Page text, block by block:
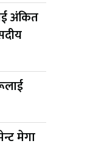
अंकित
मेगा